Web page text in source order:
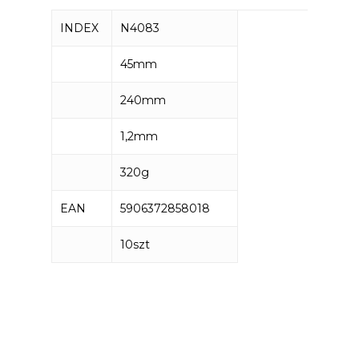
INDEX N4083
45mm
240mm
1,2mm
320g
EAN 5906372858018
10szt